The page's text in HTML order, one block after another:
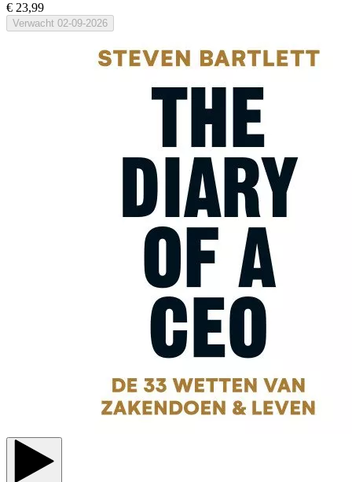
€ 23,99
Verwacht 02-09-2026